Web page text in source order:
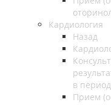
Кардиология
Назад
в
Прием